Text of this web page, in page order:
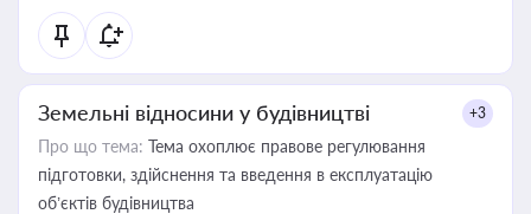
Земельні відносини у будівництві +3
Про що тема: Тема охоплює правове регулювання
підготовки, здійснення та введення в експлуатацію
об’єктів будівництва